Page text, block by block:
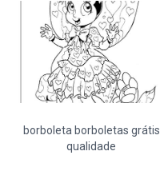
borboleta borboletas grátis
qualidade